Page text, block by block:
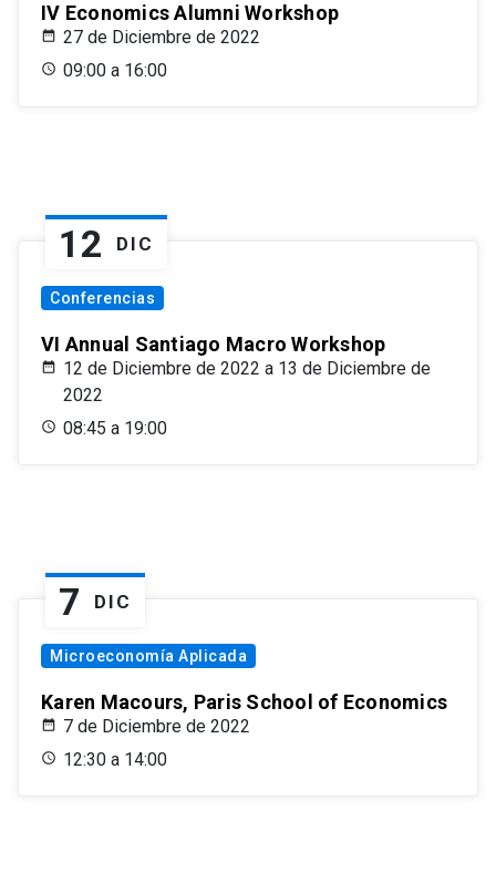
IV Economics Alumni Workshop
27 de Diciembre de 2022
09:00 a 16:00
12 DIC
Conferencias
VI Annual Santiago Macro Workshop
12 de Diciembre de 2022 a 13 de Diciembre de
2022
08:45 a 19:00
7 DIC
Microeconomía Aplicada
Karen Macours, Paris School of Economics
7 de Diciembre de 2022
12:30 a 14:00